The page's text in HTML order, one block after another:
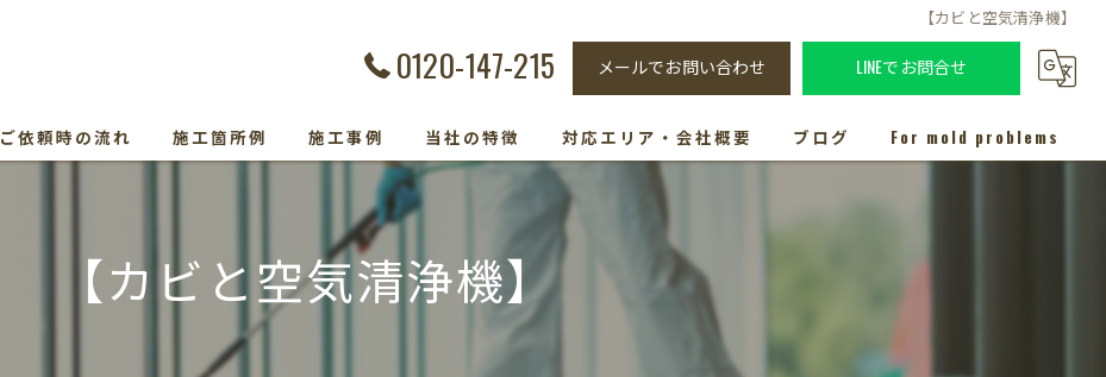
【カビと空気清浄機】
0120-147-215 メールでお問い合わせ LINEでお問合せ
ご依頼時の流れ 施工箇所例 施工事例 当社の特徴
防カビ
カビ取り専門
対応エリア・会社概要 ブログ For mold problems
【カビと空気清浄機】